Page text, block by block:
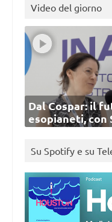
Video del giorno
Dal Cospar: il
esopianeti, con
Su Spotify e su